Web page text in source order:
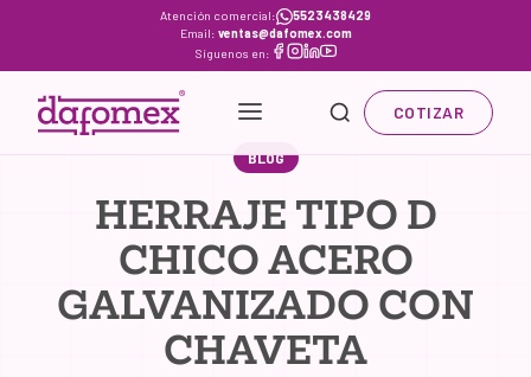
content
Atención comercial:
5523438429
Email: ventas@dafomex.com
Síguenos en:
COTIZAR
BLOG
HERRAJE TIPO D
CHICO ACERO
GALVANIZADO CON
CHAVETA